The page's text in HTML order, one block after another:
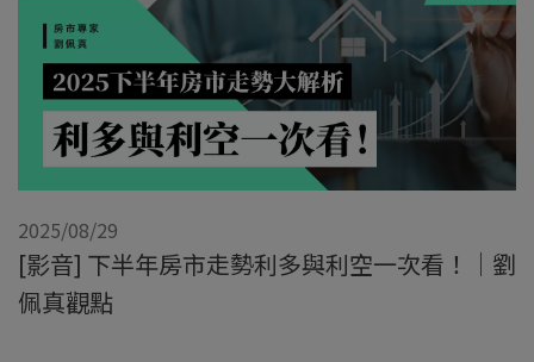
2025/08/29
[影音] 下半年房市走勢利多與利空一次看！｜劉
佩真觀點